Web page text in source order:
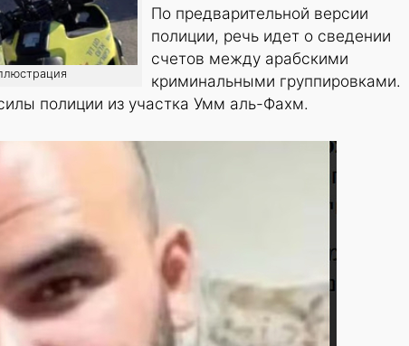
По предварительной версии
полиции, речь идет о сведении
счетов между арабскими
криминальными группировками.
полиции из участка Умм аль-Фахм.